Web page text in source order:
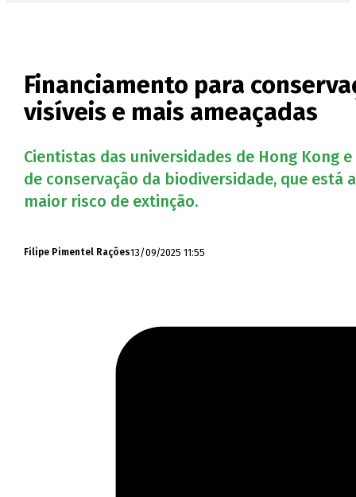
Financiamento para
visíveis e mais ameaçadas
Cientistas das universidades de Hong Kong
de conservação da biodiversidade, que está
maior risco de extinção.
Filipe Pimentel Rações13/09/2025 11:55